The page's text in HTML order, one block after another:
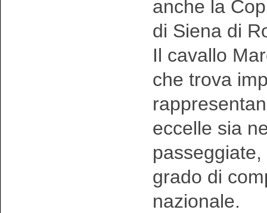
anche la
di Siena di
Il cavallo
che trova
eccelle sia
grado di
nazionale.